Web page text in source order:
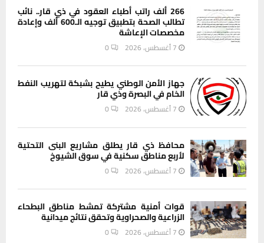
266 ألف راتب أطباء العقود في ذي قار.. نائب
تطالب الصحة بتطبيق توجيه الـ600 ألف وإعادة
مخصصات الإعاشة
7 أغسطس، 2026 0
جهاز الأمن الوطني يطيح بشبكة لتهريب النفط
الخام في البصرة وذي قار
7 أغسطس، 2026 0
محافظ ذي قار يطلق مشاريع البنى التحتية
لأربع مناطق سكنية في سوق الشيوخ
7 أغسطس، 2026 0
قوات أمنية مشتركة تمشط مناطق البطحاء
الزراعية والصحراوية وتحقق نتائج ميدانية
7 أغسطس، 2026 0